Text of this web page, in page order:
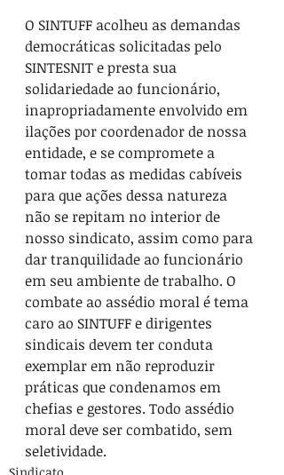
O SINTUFF acolheu as demandas
democráticas solicitadas pelo
SINTESNIT e presta sua
solidariedade ao funcionário,
inapropriadamente envolvido em
ilações por coordenador de nossa
entidade, e se compromete a
tomar todas as medidas cabíveis
para que ações dessa natureza
não se repitam no interior de
nosso sindicato, assim como para
dar tranquilidade ao funcionário
em seu ambiente de trabalho. O
combate ao assédio moral é tema
caro ao SINTUFF e dirigentes
sindicais devem ter conduta
exemplar em não reproduzir
práticas que condenamos em
chefias e gestores. Todo assédio
moral deve ser combatido, sem
seletividade.